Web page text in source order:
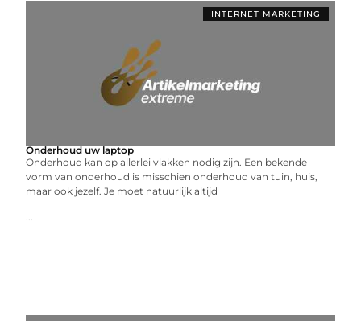
INTERNET MARKETING
Onderhoud uw laptop
Onderhoud kan op allerlei vlakken nodig zijn. Een bekende
vorm van onderhoud is misschien onderhoud van tuin, huis,
maar ook jezelf. Je moet natuurlijk altijd
...